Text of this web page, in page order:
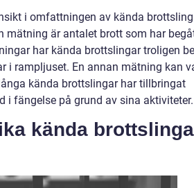
i omfattningen av kända
mätning är antalet brott som har
har kända brottslingar troligen
i rampljuset. En annan mätning kan
kända brottslingar har tillbringat
i fängelse på grund av sina aktiviteter.
kända